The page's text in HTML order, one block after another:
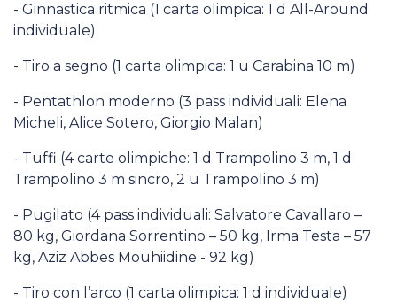
- Ginnastica ritmica (1 carta olimpica: 1 d All-Around
individuale)
- Tiro a segno (1 carta olimpica: 1 u Carabina 10 m)
- Pentathlon moderno (3 pass individuali: Elena
Micheli, Alice Sotero, Giorgio Malan)
- Tuffi (4 carte olimpiche: 1 d Trampolino 3 m, 1 d
Trampolino 3 m sincro, 2 u Trampolino 3 m)
- Pugilato (4 pass individuali: Salvatore Cavallaro –
80 kg, Giordana Sorrentino – 50 kg, Irma Testa – 57
kg, Aziz Abbes Mouhiidine - 92 kg)
- Tiro con l’arco (1 carta olimpica: 1 d individuale)